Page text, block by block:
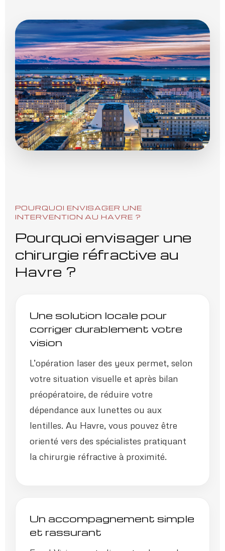
POURQUOI ENVISAGER UNE
INTERVENTION AU HAVRE ?
Pourquoi envisager une
chirurgie réfractive au
Havre ?
Une solution locale pour
corriger durablement votre
vision
L’opération laser des yeux permet, selon
votre situation visuelle et après bilan
préopératoire, de réduire votre
dépendance aux lunettes ou aux
lentilles. Au Havre, vous pouvez être
orienté vers des spécialistes pratiquant
la chirurgie réfractive à proximité.
Un accompagnement simple
et rassurant